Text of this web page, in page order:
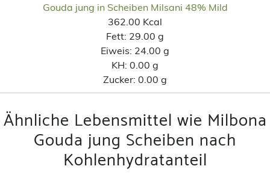
Gouda jung in Scheiben Milsani 48% Mild
362.00 Kcal
Fett: 29.00 g
Eiweis: 24.00 g
KH: 0.00 g
Zucker: 0.00 g
Ähnliche Lebensmittel wie Milbona
Gouda jung Scheiben nach
Kohlenhydratanteil